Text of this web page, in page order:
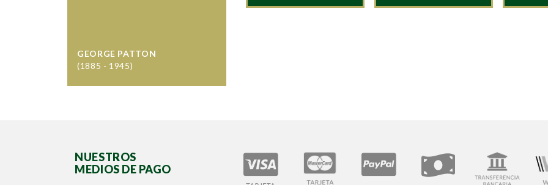
GEORGE PATTON
(1885 - 1945)
NUESTROS
MEDIOS DE PAGO